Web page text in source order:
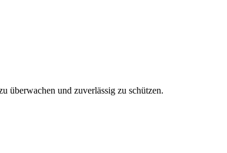
überwachen und zuverlässig zu schützen.